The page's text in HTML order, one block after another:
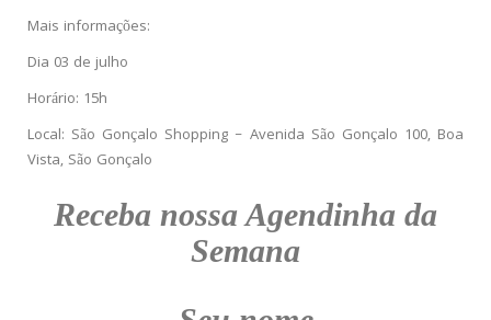
Mais informações:
Dia 03 de julho
Horário: 15h
Local: São Gonçalo Shopping – Avenida São Gonçalo 100, Boa
Vista, São Gonçalo
Receba nossa Agendinha da
Semana